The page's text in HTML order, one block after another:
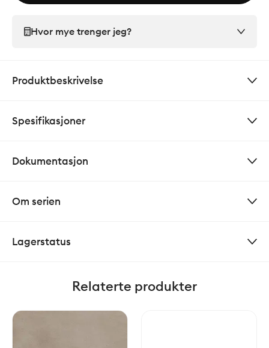
Hvor mye trenger jeg?
Produktbeskrivelse
Spesifikasjoner
Dokumentasjon
Om serien
Lagerstatus
Relaterte produkter